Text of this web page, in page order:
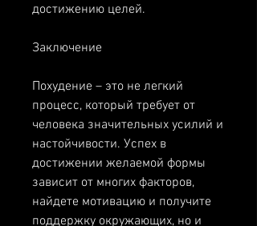
достижению целей.
Заключение
Похудение – это не легкий
процесс, который требует от
человека значительных усилий и
настойчивости. Успех в
достижении желаемой формы
зависит от многих факторов,
найдете мотивацию и получите
поддержку окружающих, но и